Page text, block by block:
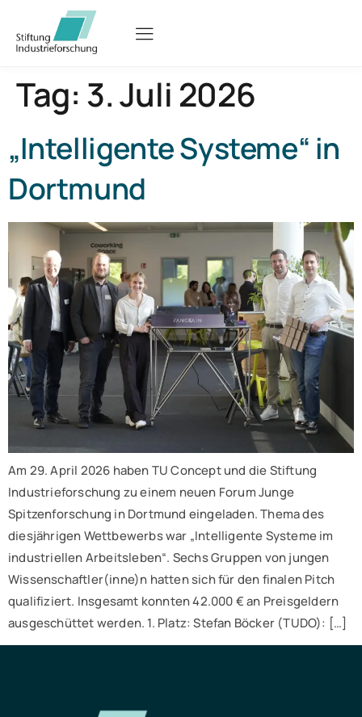
Tag: 3. Juli 2026
„Intelligente Systeme“ in
Dortmund
Am 29. April 2026 haben TU Concept und die Stiftung
Industrieforschung zu einem neuen Forum Junge
Spitzenforschung in Dortmund eingeladen. Thema des
diesjährigen Wettbewerbs war „Intelligente Systeme im
industriellen Arbeitsleben“. Sechs Gruppen von jungen
Wissenschaftler(inne)n hatten sich für den finalen Pitch
qualifiziert. Insgesamt konnten 42.000 € an Preisgeldern
ausgeschüttet werden. 1. Platz: Stefan Böcker (TUDO): […]